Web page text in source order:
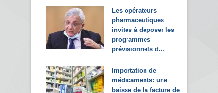
Les opérateurs
pharmaceutiques
invités à déposer les
programmes
prévisionnels d...
Importation de
médicaments: une
baisse de la facture de